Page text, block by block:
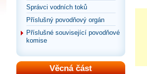
Správci vodních toků
Příslušný povodňový orgán
Příslušné související povodňové
komise
Věcná část